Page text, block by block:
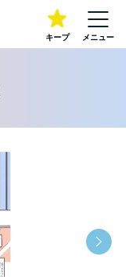
キープ メニュー